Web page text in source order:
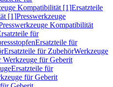
Kompatibilität [1]Ersatzteile
[1]Presswerkzeuge
Kompatibilität
für
Ersatzteile für
Ersatzteile für ZubehörWerkzeuge
Werkzeuge für Geberit
Ersatzteile für
für Geberit